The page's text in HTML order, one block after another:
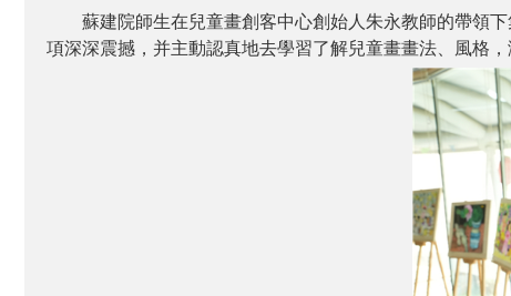
蘇建院師生在兒童畫創客中心創始人朱永教師的帶領
項深深震撼，并主動認真地去學習了解兒童畫畫法、風格